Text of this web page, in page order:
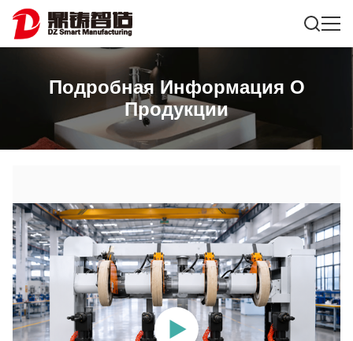
Подробная Информация О
Продукции